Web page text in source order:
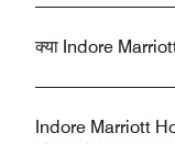
क्या Indore
Indore Marriott